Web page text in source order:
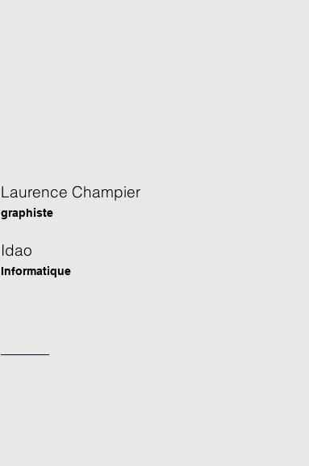
Laurence Champier
graphiste
Idao
Informatique